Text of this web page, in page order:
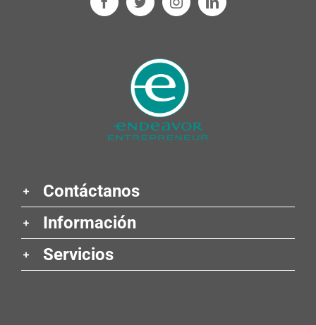
Contáctanos
Información
Servicios